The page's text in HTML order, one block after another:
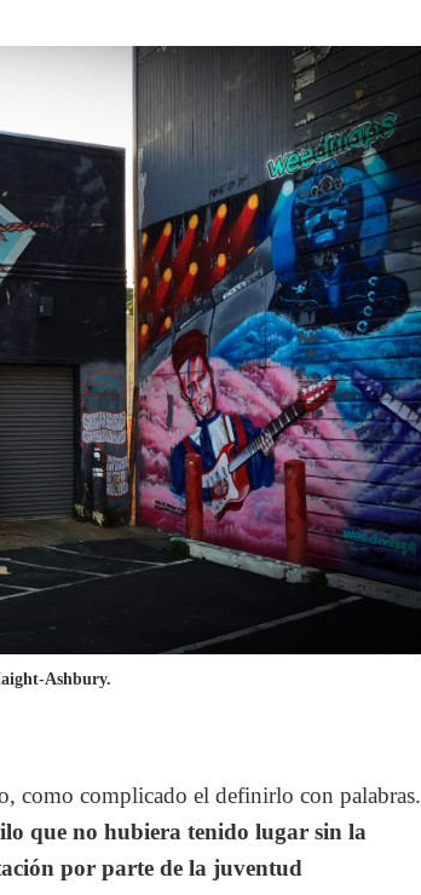
Ashbury.
como complicado el definirlo con palabras.
que no hubiera tenido lugar sin la
por parte de la juventud